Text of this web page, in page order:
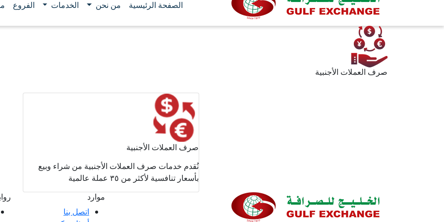
الصفحة الرئيسية من نحن الخدمات الفروع
صرف العملات الأجنبية
صرف العملات الأجنبية
نُقدم خدمات صرف العملات الأجنبية من شراء وبيع
بأسعار تنافسية لأكثر من ٣٥ عملة عالمية
موارد
اتصل بنا